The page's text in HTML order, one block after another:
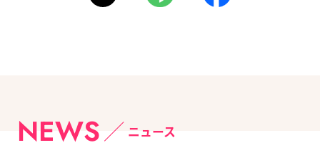
NEWS ニュース